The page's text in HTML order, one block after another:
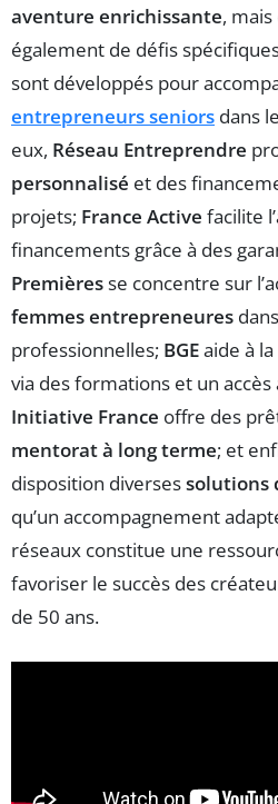
aventure enrichissante, mais
également de défis
sont développés pour
entrepreneurs seniors dans
eux, Réseau Entreprendre
personnalisé et des
projets; France Active facilite
financements grâce à des
Premièresse concentre sur
femmes entrepreneures
professionnelles; BGEaide à
via des formations et un
Initiative France offre des
mentorat à long terme; et
disposition diversessolutions
qu’un accompagnement
réseaux constitue une
favoriser le succès des
de 50 ans.